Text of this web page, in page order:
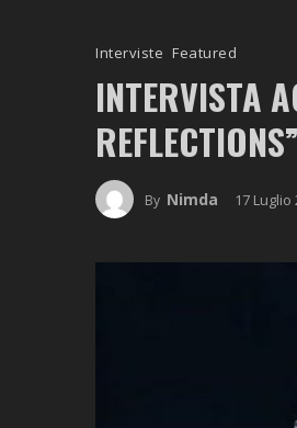
Interviste Featured
INTERVISTA
REFLECTIONS”
By Nimda 17 Luglio